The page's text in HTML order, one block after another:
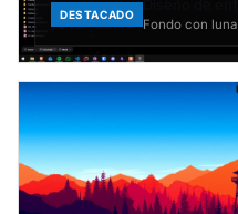
DESTACADO
Fondo con luna